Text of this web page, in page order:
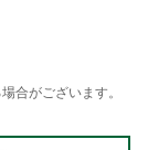
合がございます。